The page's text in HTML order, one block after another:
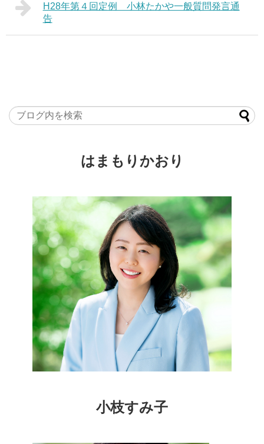
H28年第４回定例 小林たかや一般質問発言通
告
はまもりかおり
小枝すみ子